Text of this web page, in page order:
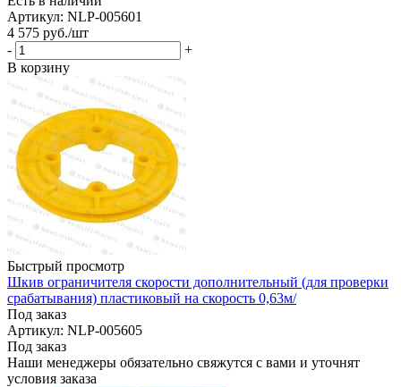
Артикул: NLP-005601
4 575 руб./шт
-
+
В корзину
Быстрый просмотр
Шкив ограничителя скорости дополнительный (для проверки
срабатывания) пластиковый на скорость 0,63м/
Под заказ
Артикул: NLP-005605
Под заказ
Наши менеджеры обязательно свяжутся с вами и уточнят
условия заказа